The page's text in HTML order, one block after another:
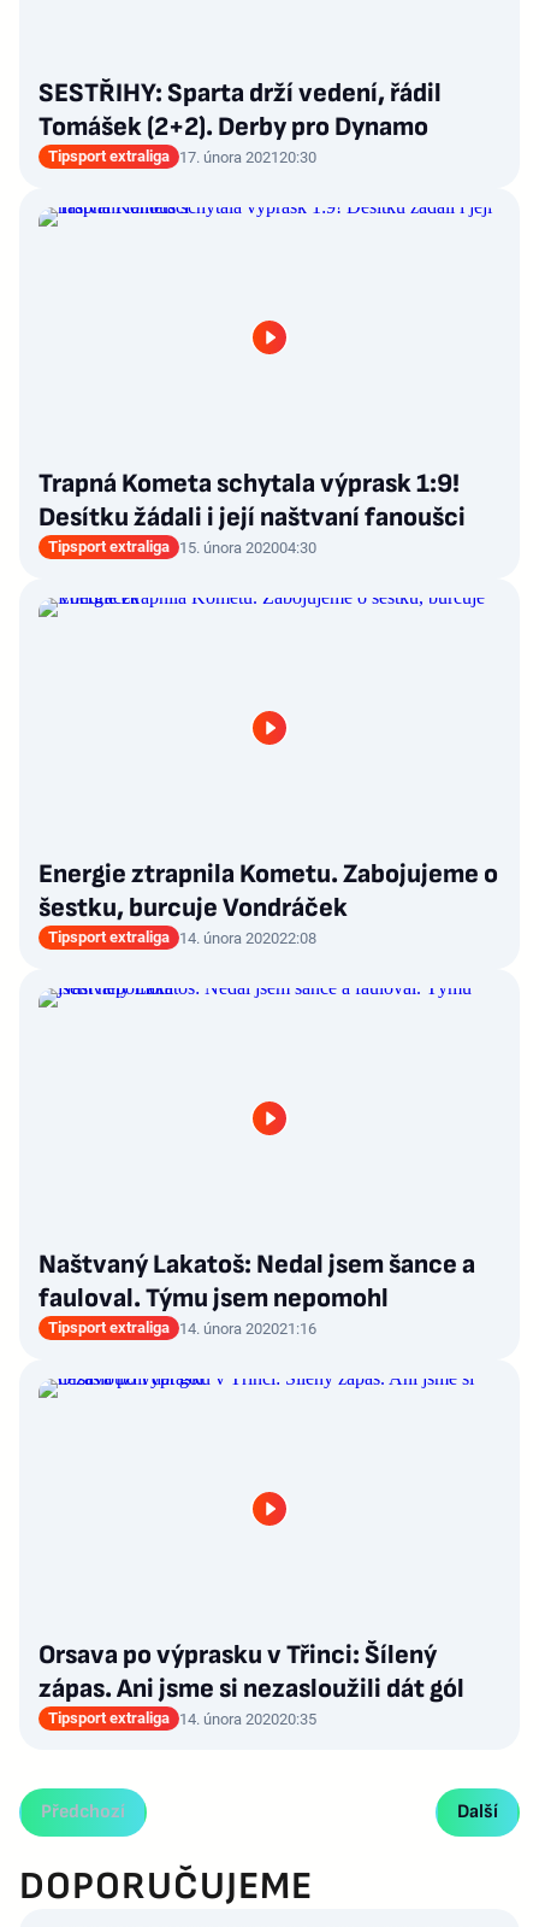
SESTŘIHY: Sparta drží vedení, řádil
Tomášek (2+2). Derby pro Dynamo
Tipsport extraliga 17. února 202120:30
Trapná Kometa schytala výprask 1:9!
Desítku žádali i její naštvaní fanoušci
Tipsport extraliga 15. února 202004:30
Energie ztrapnila Kometu. Zabojujeme o
šestku, burcuje Vondráček
Tipsport extraliga 14. února 202022:08
Naštvaný Lakatoš: Nedal jsem šance a
fauloval. Týmu jsem nepomohl
Tipsport extraliga 14. února 202021:16
Orsava po výprasku v Třinci: Šílený
zápas. Ani jsme si nezasloužili dát gól
Tipsport extraliga 14. února 202020:35
Předchozí Další
DOPORUČUJEME